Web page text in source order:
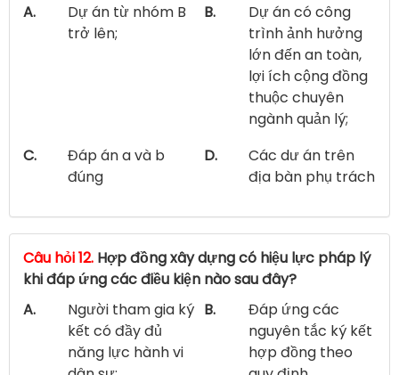
A.
Dự án từ nhóm B
trở lên;
B.
Dự án có công
trình ảnh hưởng
lớn đến an toàn,
lợi ích cộng đồng
thuộc chuyên
ngành quản lý;
C.
Đáp án a và b
đúng
D.
Các dư án trên
địa bàn phụ trách
Câu hỏi 12. Hợp đồng xây dựng có hiệu lực pháp lý
khi đáp ứng các điều kiện nào sau đây?
A.
Người tham gia ký
kết có đầy đủ
năng lực hành vi
B.
Đáp ứng các
nguyên tắc ký kết
hợp đồng theo